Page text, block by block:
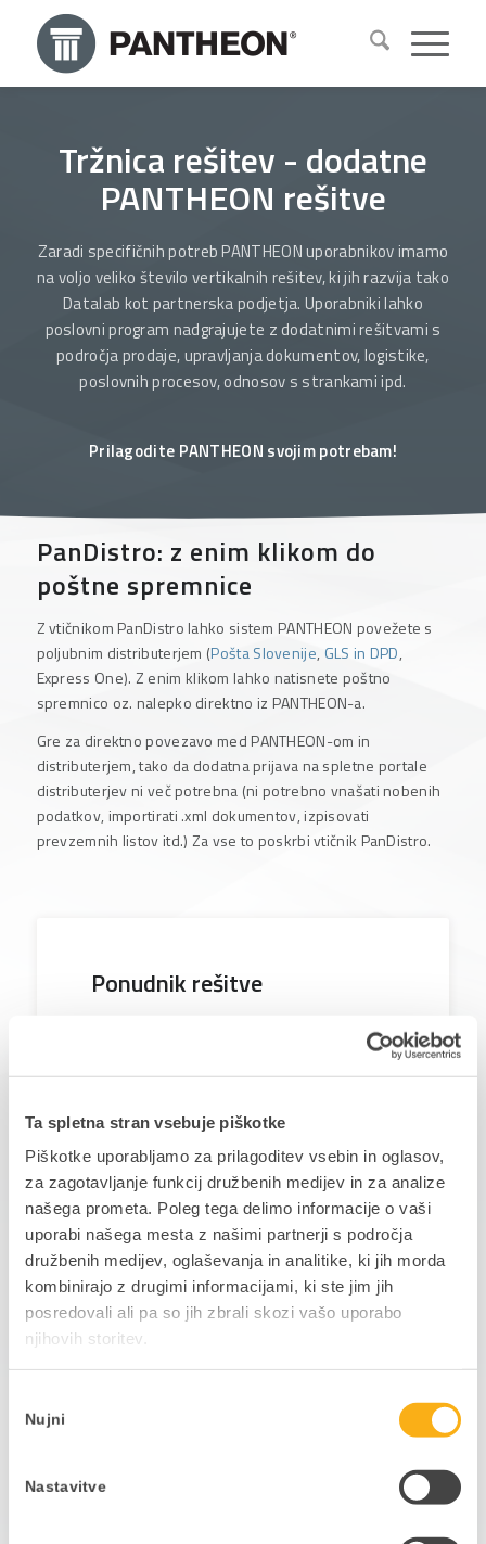
Ta spletna stran vsebuje piškotke
Piškotke uporabljamo za prilagoditev vsebin in oglasov,
za zagotavljanje funkcij družbenih medijev in za analize
našega prometa. Poleg tega delimo informacije o vaši
uporabi našega mesta z našimi partnerji s področja
družbenih medijev, oglaševanja in analitike, ki jih morda
kombinirajo z drugimi informacijami, ki ste jim jih
posredovali ali pa so jih zbrali skozi vašo uporabo
njihovih storitev.
soglasja
Nujni
Nastavitve
Tržnica rešitev - dodatne
PANTHEON rešitve
Zaradi specifičnih potreb PANTHEON uporabnikov imamo
na voljo veliko število vertikalnih rešitev, ki jih razvija tako
Datalab kot partnerska podjetja. Uporabniki lahko
poslovni program nadgrajujete z dodatnimi rešitvami s
področja prodaje, upravljanja dokumentov, logistike,
poslovnih procesov, odnosov s strankami ipd.
Prilagodite PANTHEON svojim potrebam!
PanDistro: z enim klikom do
poštne spremnice
Z vtičnikom PanDistro lahko sistem PANTHEON povežete s
poljubnim distributerjem (Pošta Slovenije,GLS in DPD,
Express One). Z enim klikom lahko natisnete poštno
spremnico oz. nalepko direktno iz PANTHEON-a.
Gre za direktno povezavo med PANTHEON-om in
distributerjem, tako da dodatna prijava na spletne portale
distributerjev ni več potrebna (ni potrebno vnašati nobenih
podatkov, importirati .xml dokumentov, izpisovati
prevzemnih listov itd.) Za vse to poskrbi vtičnik PanDistro.
Ponudnik rešitve
www.panlab.si
+386(0) 1 320 06 30
info@panlab.si
Lokacija:Ljubljana, Tržič